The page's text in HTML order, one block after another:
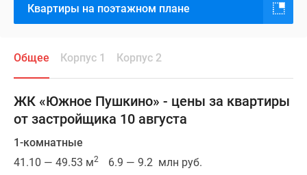
минутах
от
Москвы,
территории
города
Пушкино.
Дома
Квартиры на поэтажном плане
Общее Корпус 1 Корпус 2
ЖК «Южное Пушкино» - цены за квартиры
от застройщика 10 августа
1-комнатные
41.10 — 49.53 м2
6.9 — 9.2 млн руб.